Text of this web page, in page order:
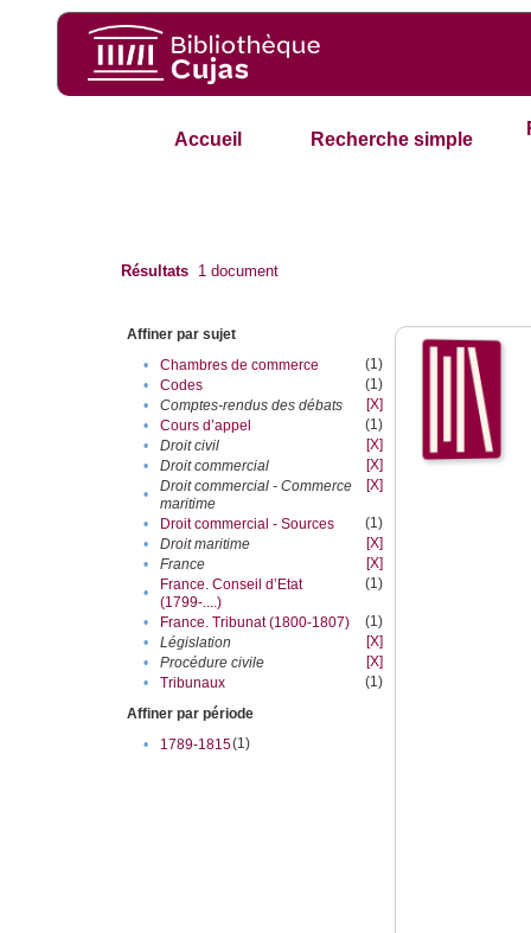
Accueil Recherche simple
Résultats 1 document
Affiner par sujet
•
Chambres de commerce
(1)
•
Codes
(1)
•
Comptes-rendus des débats
[X]
•
Cours d’appel
(1)
•
Droit civil
[X]
•
Droit commercial
[X]
•
Droit commercial - Commerce
maritime
[X]
• Droit commercial - Sources
(1)
•
Droit maritime
[X]
•
France
[X]
•
France. Conseil d’Etat
(1799-....)
(1)
• France. Tribunat (1800-1807)
(1)
•
Législation
[X]
•
Procédure civile
[X]
•
Tribunaux
(1)
Affiner par période
•
1789-1815(1)